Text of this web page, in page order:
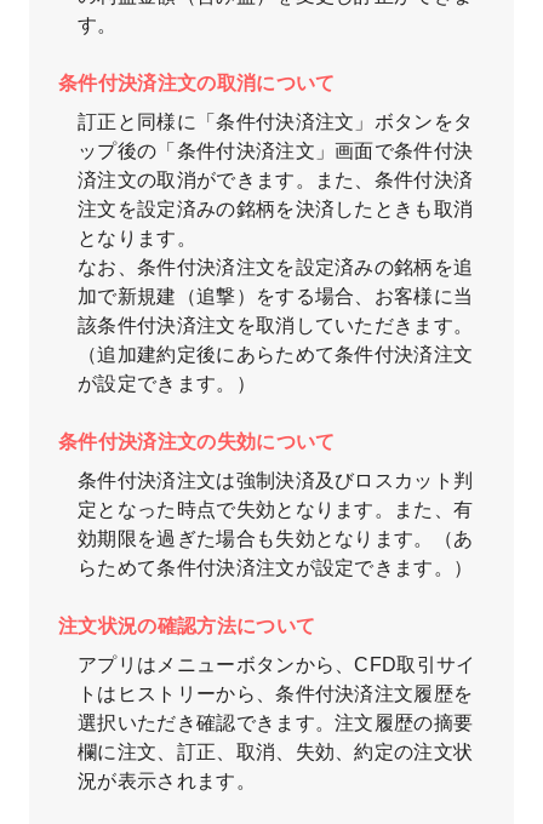
す。
条件付決済注文の取消について
訂正と同様に「条件付決済注文」ボタンをタ
ップ後の「条件付決済注文」画面で条件付決
済注文の取消ができます。また、条件付決済
注文を設定済みの銘柄を決済したときも取消
となります。
なお、条件付決済注文を設定済みの銘柄を追
加で新規建（追撃）をする場合、お客様に当
該条件付決済注文を取消していただきます。
（追加建約定後にあらためて条件付決済注文
が設定できます。）
条件付決済注文の失効について
条件付決済注文は強制決済及びロスカット判
定となった時点で失効となります。また、有
効期限を過ぎた場合も失効となります。（あ
らためて条件付決済注文が設定できます。）
注文状況の確認方法について
アプリはメニューボタンから、CFD取引サイ
トはヒストリーから、条件付決済注文履歴を
選択いただき確認できます。注文履歴の摘要
欄に注文、訂正、取消、失効、約定の注文状
況が表示されます。